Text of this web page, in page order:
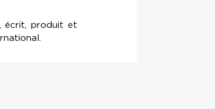
écrit, produit et